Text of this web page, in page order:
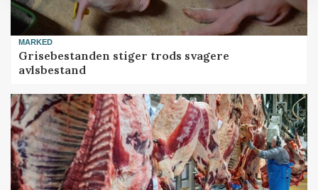
MARKED
Grisebestanden stiger trods svagere
avlsbestand